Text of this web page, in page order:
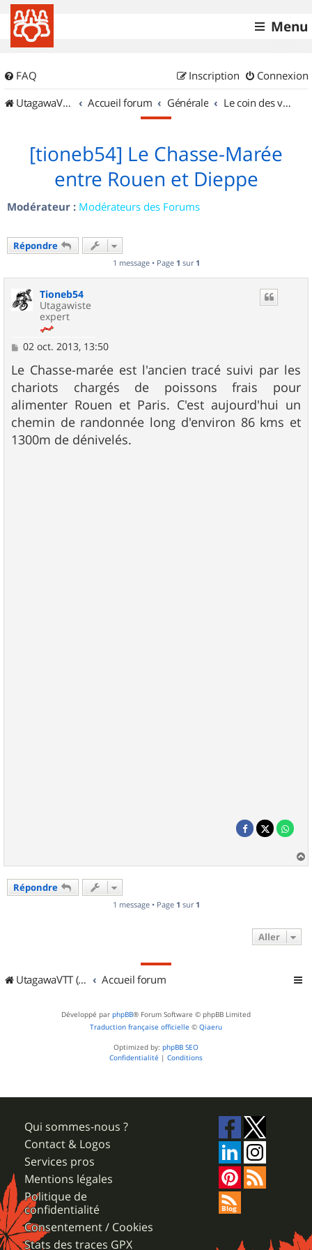
Menu
FAQ Connexion
Inscription
UtagawaVTT (Randos VTT et VTTAE avec traces GPS)
Accueil forum Générale Le coin des vidéastes
[tioneb54] Le Chasse-Marée
entre Rouen et Dieppe
Modérateur : Modérateurs des Forums
Répondre
1 message • Page 1 sur 1
Tioneb54
Utagawiste
expert
M
s
s
a
g
e
02 oct. 2013, 13:50
Le Chasse-marée est l'ancien tracé suivi par les
chariots chargés de poissons frais pour
alimenter Rouen et Paris. C'est aujourd'hui un
chemin de randonnée long d'environ 86 kms et
1300m de dénivelés.
a
Répondre
1 message • Page 1 sur 1
Aller
UtagawaVTT (Randos VTT et VTTAE avec traces GPS) Accueil forum
Développé par phpBB® Forum Software © phpBB Limited
Traduction française officielle © Qiaeru
Optimized by: phpBB SEO
Confidentialité | Conditions
Qui sommes-nous ?
Contact & Logos
Services pros
Mentions légales
Politique de
confidentialité
Consentement / Cookies
Stats des traces GPX